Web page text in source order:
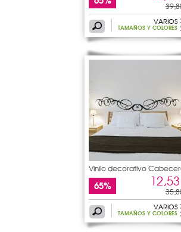
VARIOS
TAMAÑOS Y COLORES
Vinilo decorativo
de
65%
VARIOS
TAMAÑOS Y COLORES